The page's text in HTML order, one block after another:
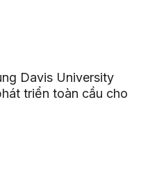
Davis University
triển toàn cầu cho